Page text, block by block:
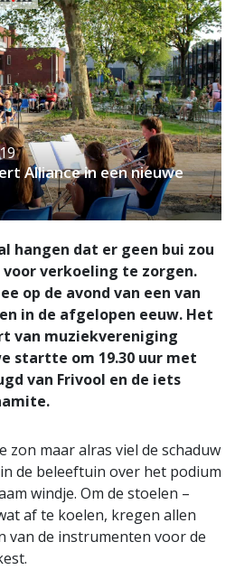
Alliance in een nieuwe
hangen dat er geen bui zou
verkoeling te zorgen.
op de avond van een van
in de afgelopen eeuw. Het
van muziekvereniging
startte om 19.30 uur met
van Frivool en de iets
zon maar alras viel de schaduw
de beleeftuin over het podium
windje. Om de stoelen –
af te koelen, kregen allen
van de instrumenten voor de